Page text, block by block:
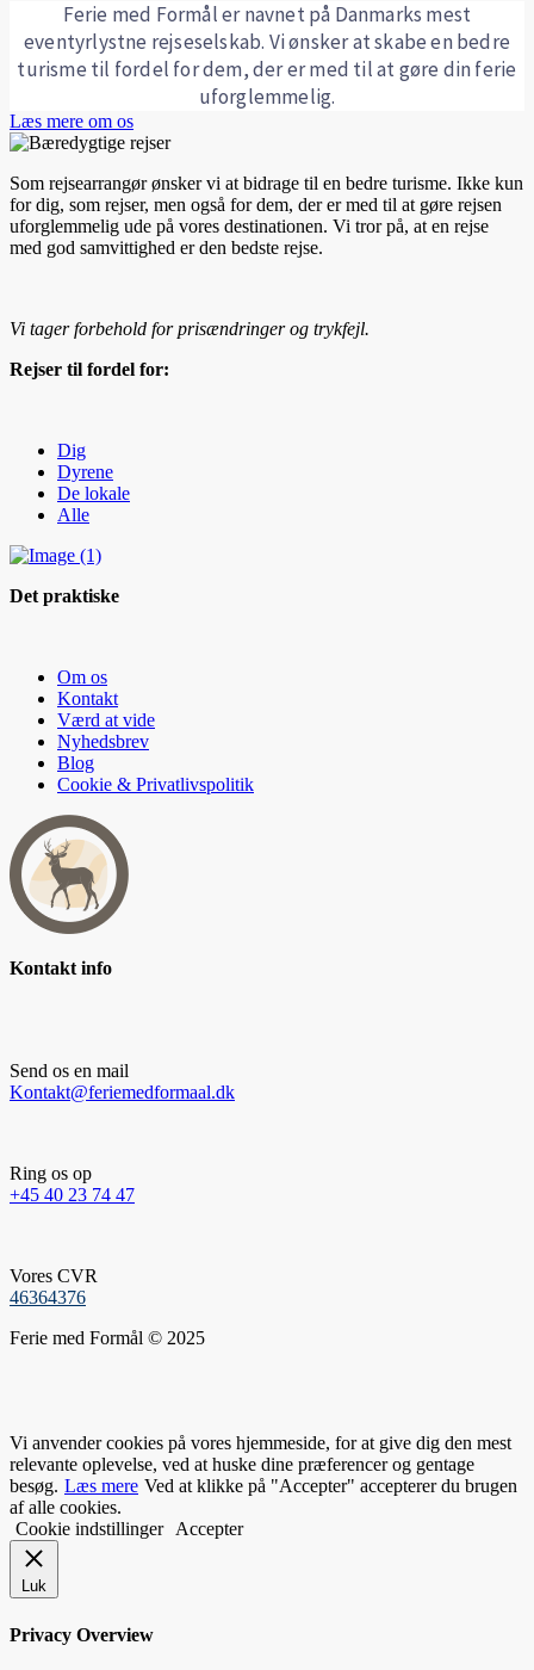
Ferie med Formål er navnet på Danmarks mest
eventyrlystne rejseselskab. Vi ønsker at skabe en bedre
turisme til fordel for dem, der er med til at gøre din ferie
uforglemmelig.
Læs mere om os
Som rejsearrangør ønsker vi at bidrage til en bedre turisme. Ikke kun
for dig, som rejser, men også for dem, der er med til at gøre rejsen
uforglemmelig ude på vores destinationen. Vi tror på, at en rejse
med god samvittighed er den bedste rejse.
Vi tager forbehold for prisændringer og trykfejl.
Rejser til fordel for:
Dig
Dyrene
De lokale
Alle
Det praktiske
Om os
Kontakt
Værd at vide
Nyhedsbrev
Blog
Cookie & Privatlivspolitik
Kontakt info
Send os en mail
Kontakt@feriemedformaal.dk
Ring os op
+45 40 23 74 47
Vores CVR
46364376
Ferie med Formål © 2025
Vi anvender cookies på vores hjemmeside, for at give dig den mest
relevante oplevelse, ved at huske dine præferencer og gentage
besøg. Læs mere Ved at klikke på "Accepter" accepterer du brugen
af alle cookies.
Cookie indstillinger
Accepter
Luk
Privacy Overview